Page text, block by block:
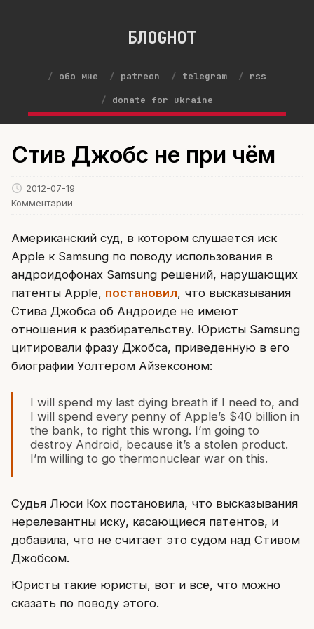
БЛОGНОТ
обо мне patreon telegram
rss
donate for ukraine
Стив Джобс не при чём
2012-07-19
Комментарии —
Американский суд, в котором слушается иск
Apple к Samsung по поводу использования в
андроидофонах Samsung решений, нарушающих
патенты Apple, постановил, что высказывания
Стива Джобса об Андроиде не имеют
отношения к разбирательству. Юристы Samsung
цитировали фразу Джобса, приведенную в его
биографии Уолтером Айзексоном:
I will spend my last dying breath if I need to, and
I will spend every penny of Apple’s $40 billion in
the bank, to right this wrong. I’m going to
destroy Android, because it’s a stolen product.
I’m willing to go thermonuclear war on this.
Судья Люси Кох постановила, что высказывания
нерелевантны иску, касающиеся патентов, и
добавила, что не считает это судом над Стивом
Джобсом.
Юристы такие юристы, вот и всё, что можно
сказать по поводу этого.